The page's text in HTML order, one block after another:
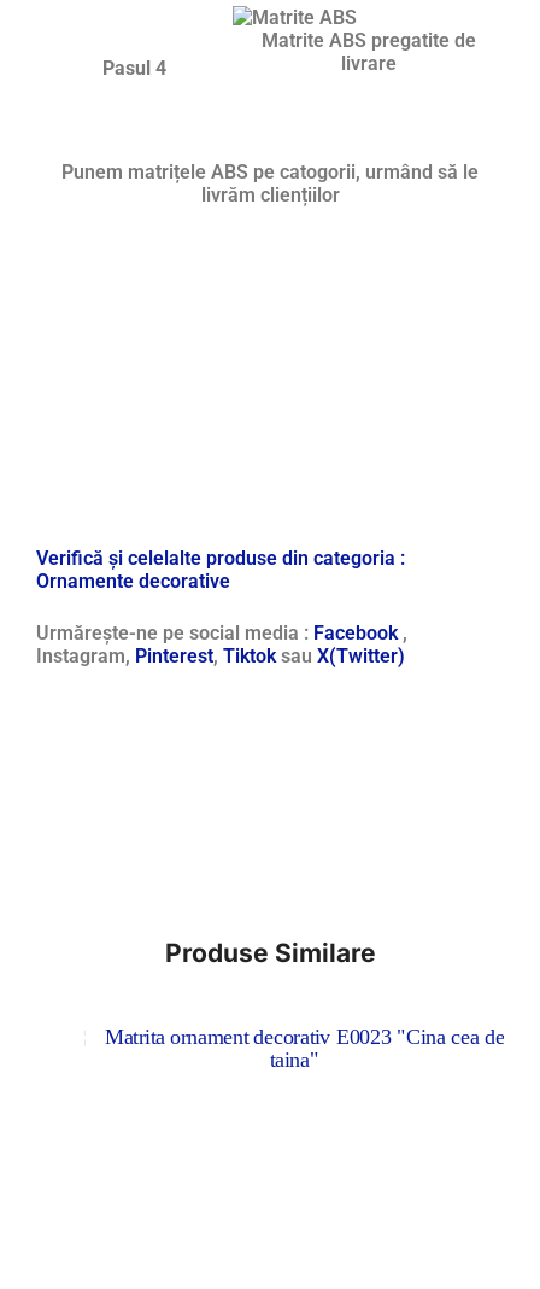
Matrite ABS pregatite de
livrare
Pasul 4
Punem matrițele ABS pe catogorii, urmând să le
livrăm cliențiilor
Verifică și celelalte produse din categoria :
Ornamente decorative
Urmărește-ne pe social media : Facebook ,
Instagram, Pinterest, Tiktok sau X(Twitter)
Produse Similare